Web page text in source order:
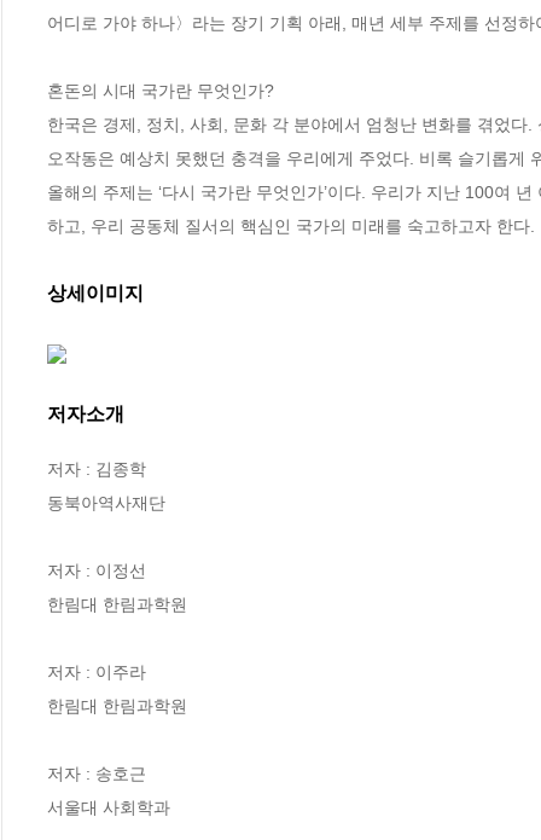
어디로 가야 하나〉라는 장기 기획 아래, 매년 세부 주제를 선정
혼돈의 시대 국가란 무엇인가?
한국은 경제, 정치, 사회, 문화 각 분야에서 엄청난 변화를 겪었
오작동은 예상치 못했던 충격을 우리에게 주었다. 비록 슬기롭게
올해의 주제는 ‘다시 국가란 무엇인가’이다. 우리가 지난 100여
하고, 우리 공동체 질서의 핵심인 국가의 미래를 숙고하고자 한다.
상세이미지
저자소개
저자 : 김종학
동북아역사재단
저자 : 이정선
한림대 한림과학원
저자 : 이주라
한림대 한림과학원
저자 : 송호근
서울대 사회학과